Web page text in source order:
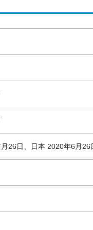
26日、日本 2020年6月26